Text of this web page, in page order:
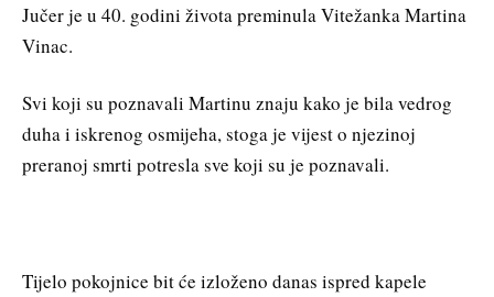
Jučer je u 40. godini života preminula Vitežanka Martina
Vinac.
Svi koji su poznavali Martinu znaju kako je bila vedrog
duha i iskrenog osmijeha, stoga je vijest o njezinoj
preranoj smrti potresla sve koji su je poznavali.
Tijelo pokojnice bit će izloženo danas ispred kapele